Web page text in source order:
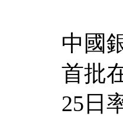
中國
首批
25日